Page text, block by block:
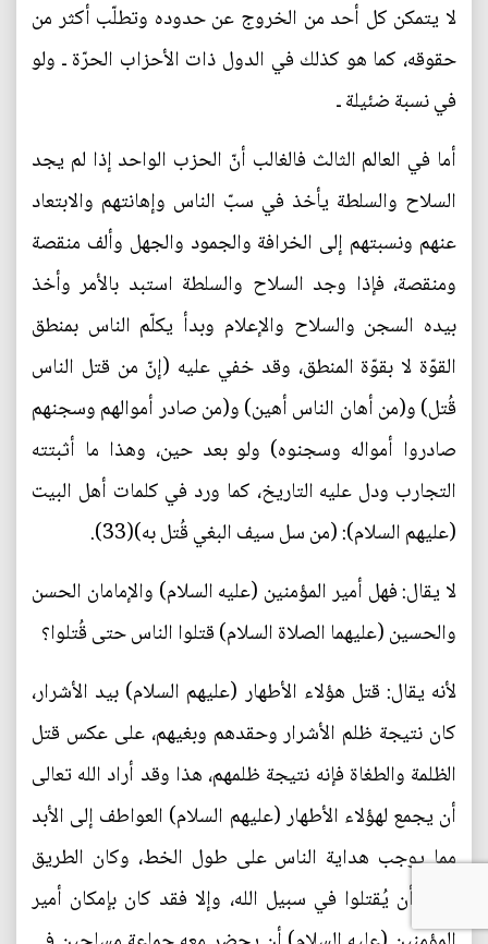
لا يتمكن كل أحد من الخروج عن حدوده وتطلّب أكثر من
حقوقه، كما هو كذلك في الدول ذات الأحزاب الحرّة ـ ولو
في نسبة ضئيلة ـ
أما في العالم الثالث فالغالب أنّ الحزب الواحد إذا لم يجد
السلاح والسلطة يأخذ في سبّ الناس وإهانتهم والابتعاد
عنهم ونسبتهم إلى الخرافة والجمود والجهل وألف منقصة
ومنقصة، فإذا وجد السلاح والسلطة استبد بالأمر وأخذ
بيده السجن والسلاح والإعلام وبدأ يكلّم الناس بمنطق
القوّة لا بقوّة المنطق، وقد خفي عليه (إنّ من قتل الناس
قُتل) و(من أهان الناس أهين) و(من صادر أموالهم وسجنهم
صادروا أمواله وسجنوه) ولو بعد حين، وهذا ما أثبتته
التجارب ودل عليه التاريخ، كما ورد في كلمات أهل البيت
(عليهم السلام): (من سل سيف البغي قُتل به)(33).
لا يقال: فهل أمير المؤمنين (عليه السلام) والإمامان الحسن
والحسين (عليهما الصلاة السلام) قتلوا الناس حتى قُتلوا؟
لأنه يقال: قتل هؤلاء الأطهار (عليهم السلام) بيد الأشرار،
كان نتيجة ظلم الأشرار وحقدهم وبغيهم، على عكس قتل
الظلمة والطغاة فإنه نتيجة ظلمهم، هذا وقد أراد الله تعالى
أن يجمع لهؤلاء الأطهار (عليهم السلام) العواطف إلى الأبد
مما يوجب هداية الناس على طول الخط، وكان الطريق
لذلك أن يُقتلوا في سبيل الله، وإلا فقد كان بإمكان أمير